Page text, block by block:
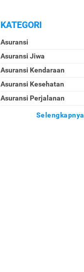
KATEGORI
Asuransi
Asuransi Jiwa
Asuransi Kendaraan
Asuransi Kesehatan
Asuransi Perjalanan
Selengkapnya